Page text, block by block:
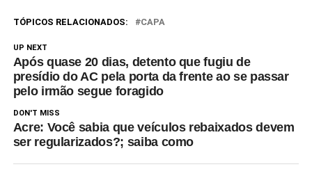
TÓPICOS RELACIONADOS: CAPA
UP NEXT
Após quase 20 dias, detento que fugiu de
presídio do AC pela porta da frente ao se passar
pelo irmão segue foragido
DON'T MISS
Acre: Você sabia que veículos rebaixados devem
ser regularizados?; saiba como